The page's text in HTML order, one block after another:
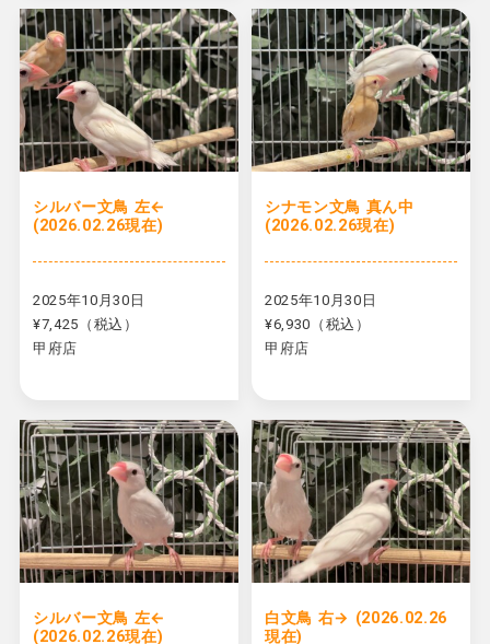
シルバー文鳥 左←
(2026.02.26現在)
2025年10月30日
¥7,425（税込）
甲府店
シナモン文鳥 真ん中
(2026.02.26現在)
2025年10月30日
¥6,930（税込）
甲府店
シルバー文鳥 左←
(2026.02.26現在)
白文鳥 右→ (2026.02.26
現在)